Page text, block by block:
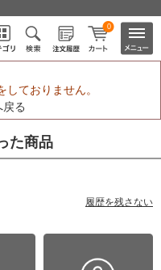
0
ておりません。
る
た商品
履歴を残さない